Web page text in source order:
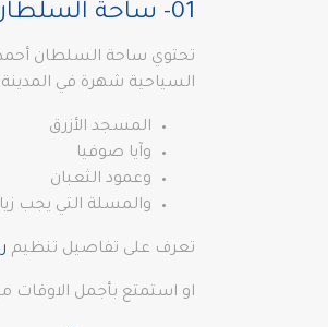
01- ساحة السلطان أحمد
تحتوي ساحة السلطان أحمد،
السياحية شهرة في
المسجد الأزرق
وآيا صوفيا
وعمود الثعبان
والمسلة التي يجب
تعرف على تفاصيل تنظيم
او استمتع بأجمل الاوقات